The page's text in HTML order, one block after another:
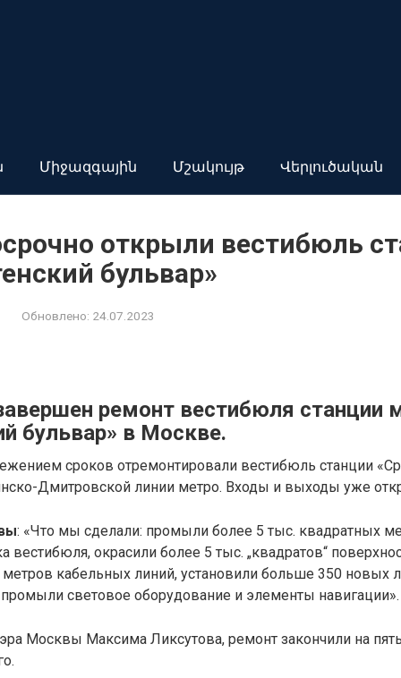
Միջազգային Մշակույթ Վերլուծական
открыли вестибюль
бульвар»
Обновлено: 24.07.2023
ремонт вестибюля станции
бульвар» в Москве.
сроков отремонтировали вестибюль станции
Дмитровской линии метро. Входы и выходы уже
: «Что мы сделали: промыли более 5 тыс. квадратных
вестибюля, окрасили более 5 тыс. „квадратов“
кабельных линий, установили больше 350 новых
световое оборудование и элементы навигации».
Москвы Максима Ликсутова, ремонт закончили на